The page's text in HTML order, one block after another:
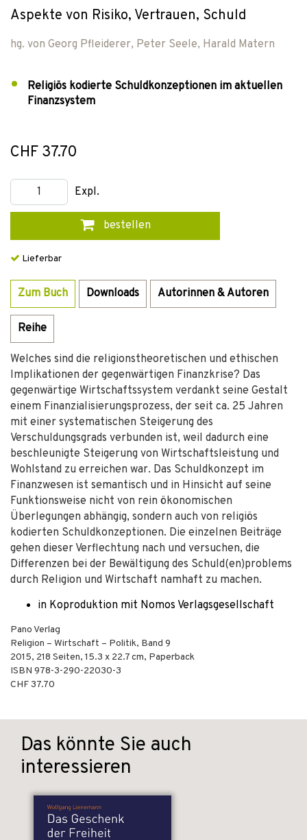
Aspekte von Risiko, Vertrauen, Schuld
hg. von Georg Pfleiderer, Peter Seele, Harald Matern
Religiös kodierte Schuldkonzeptionen im aktuellen
Finanzsystem
CHF 37.70
Expl.
bestellen
Lieferbar
Zum Buch Downloads Autorinnen & Autoren
Reihe
Welches sind die religionstheoretischen und ethischen
Implikationen der gegenwärtigen Finanzkrise? Das
gegenwärtige Wirtschaftssystem verdankt seine Gestalt
einem Finanzialisierungsprozess, der seit ca. 25 Jahren
mit einer systematischen Steigerung des
Verschuldungsgrads verbunden ist, weil dadurch eine
beschleunigte Steigerung von Wirtschaftsleistung und
Wohlstand zu erreichen war. Das Schuldkonzept im
Finanzwesen ist semantisch und in Hinsicht auf seine
Funktionsweise nicht von rein ökonomischen
Überlegungen abhängig, sondern auch von religiös
kodierten Schuldkonzeptionen. Die einzelnen Beiträge
gehen dieser Verflechtung nach und versuchen, die
Differenzen bei der Bewältigung des Schuld(en)problems
durch Religion und Wirtschaft namhaft zu machen.
in Koproduktion mit Nomos Verlagsgesellschaft
Pano Verlag
Religion – Wirtschaft – Politik, Band 9
2015, 218 Seiten, 15.3 x 22.7 cm, Paperback
ISBN 978-3-290-22030-3
CHF 37.70
Das könnte Sie auch
interessieren